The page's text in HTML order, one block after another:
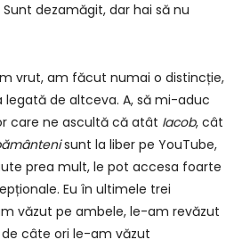
Sunt dezamăgit, dar hai să nu
vrut, am făcut numai o distincție,
de altceva. A, să mi-aduc
care ne ascultă că atât Iacob, cât
sunt la liber pe YouTube,
prea mult, le pot accesa foarte
Eu în ultimele trei
văzut pe ambele, le-am revăzut
câte ori le-am văzut